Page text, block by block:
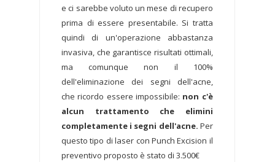
e ci sarebbe voluto un mese di recupero
prima di essere presentabile. Si tratta
quindi di un'operazione abbastanza
invasiva, che garantisce risultati ottimali,
ma comunque non il 100%
dell'eliminazione dei segni dell'acne,
che ricordo essere impossibile: non c'è
alcun trattamento che elimini
completamente i segni dell'acne. Per
questo tipo di laser con Punch Excision il
preventivo proposto è stato di 3.500€